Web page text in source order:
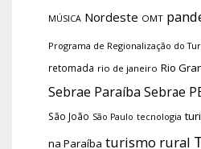
MÚSICA Nordeste OMT
Programa de Regionalização do
retomada rio de janeiro Rio
Sebrae Paraíba Sebrae
São João São Paulo tecnologia
na Paraíba turismo rural